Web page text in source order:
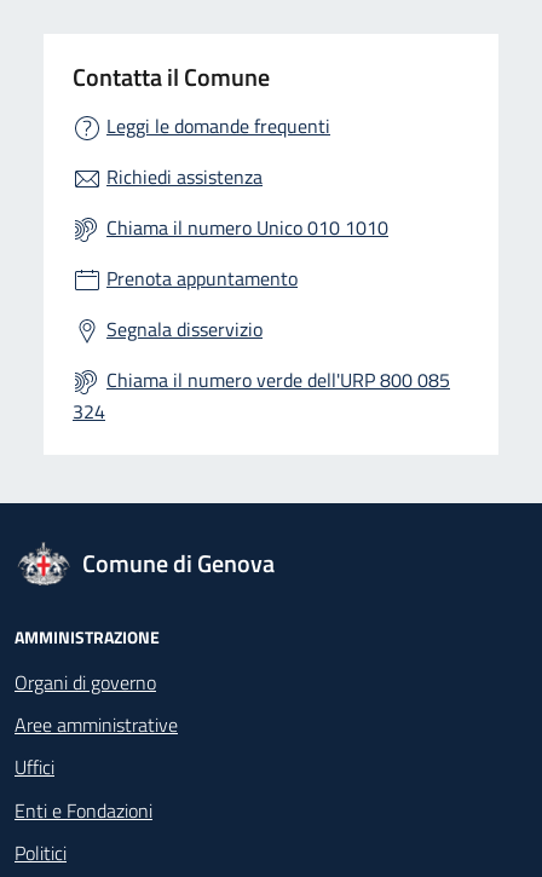
Contatta il Comune
Leggi le domande frequenti
Richiedi assistenza
Chiama il numero Unico 010 1010
Prenota appuntamento
Segnala disservizio
Chiama il numero verde dell'URP 800 085
324
logo Unione Europea
Comune di Genova
Footer - Navigazione
AMMINISTRAZIONE
Organi di governo
Aree amministrative
Uffici
Enti e Fondazioni
Politici